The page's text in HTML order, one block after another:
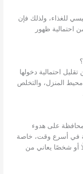
للغذاء، ولذلك فإن
احتمالية ظهور
ولكن يمكن تقليل احتمالية دخولها
المنزل، والتخلص
على هدوء
في أسرع وقت، خاصة
أو شخصًا يعاني من